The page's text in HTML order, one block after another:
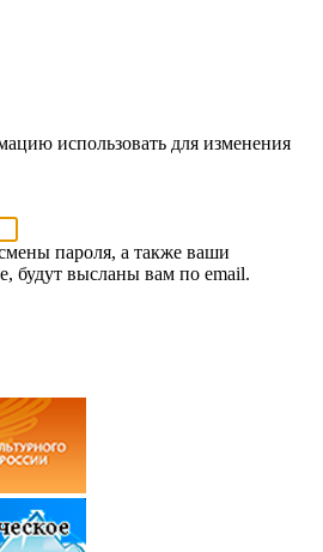
использовать для изменения
пароля, а также ваши
будут высланы вам по email.